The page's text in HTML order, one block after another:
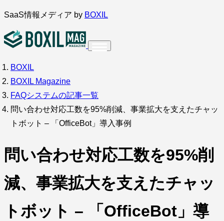
内
を
キ
ッ
プ
SaaS情報メディア by BOXIL
インタビュー
調査・アンケート
BOXIL
BOXIL Magazine
FAQシステムの記事一覧
問い合わせ対応工数を95%削減、事業拡大を支えたチャッ
トボット – 「OfficeBot」導入事例
問い合わせ対応工数を95%削
減、事業拡大を支えたチャッ
トボット – 「OfficeBot」導